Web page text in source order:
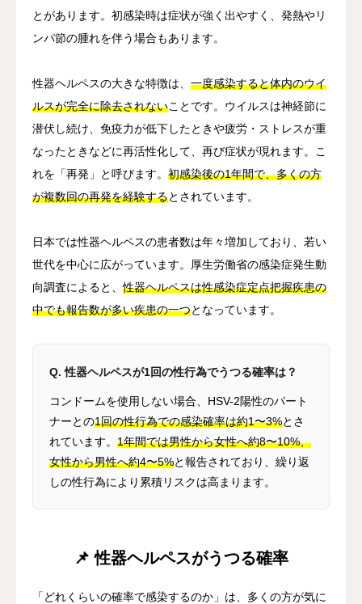
とがあります。初感染時は症状が強く出やすく、発熱やリ
ンパ節の腫れを伴う場合もあります。
性器ヘルペスの大きな特徴は、 一度感染すると体内のウイ
ルスが完全に除去されないことです。ウイルスは神経節に
潜伏し続け、免疫力が低下したときや疲労・ストレスが重
なったときなどに再活性化して、再び症状が現れます。こ
れを「再発」と呼びます。 初感染後の1年間で、多くの方
が複数回の再発を経験するとされています。
日本では性器ヘルペスの患者数は年々増加しており、若い
世代を中心に広がっています。厚生労働省の感染症発生動
向調査によると、性器ヘルペスは性感染症定点把握疾患の
中でも報告数が多い疾患の一つとなっています。
Q. 性器ヘルペスが1回の性行為でうつる確率は？
コンドームを使用しない場合、HSV-2陽性のパート
ナーとの1回の性行為での感染確率は約1〜3%とさ
れています。 1年間では男性から女性へ約8〜10%、
女性から男性へ約4〜5%と報告されており、繰り返
しの性行為により累積リスクは高まります。
📌 性器ヘルペスがうつる確率
「どれくらいの確率で感染するのか」は、多くの方が気に